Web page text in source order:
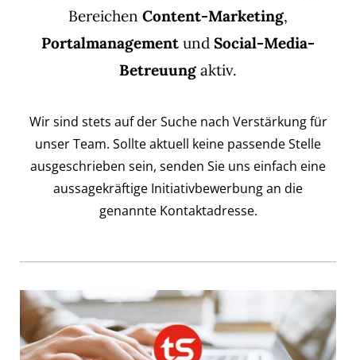
Bereichen Content-Marketing,
Portalmanagement und Social-Media-
Betreuung aktiv.
Wir sind stets auf der Suche nach Verstärkung für
unser Team. Sollte aktuell keine passende Stelle
ausgeschrieben sein, senden Sie uns einfach eine
aussagekräftige Initiativbewerbung an die
genannte Kontaktadresse.